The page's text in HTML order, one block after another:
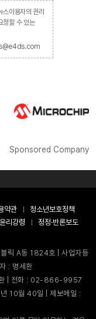
스이용자의 권리
청할 수 있는
Sponsored Company
약관
청소년보호정책
리강령
정정·반론보도
릭 A동 1824호 | 사업자등
: 명세환
환 | 전화 : 02-866-9957
10월 40일 | 제보메일 :